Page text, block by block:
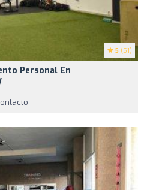
5 (51)
Personal En